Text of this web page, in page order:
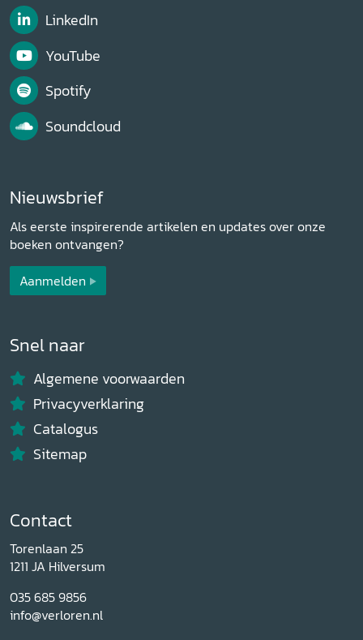
LinkedIn
YouTube
Spotify
Soundcloud
Nieuwsbrief
Als eerste inspirerende artikelen en updates over onze
boeken ontvangen?
Aanmelden
Snel naar
Algemene voorwaarden
Privacyverklaring
Catalogus
Sitemap
Contact
Torenlaan 25
1211 JA Hilversum
035 685 9856
info@verloren.nl